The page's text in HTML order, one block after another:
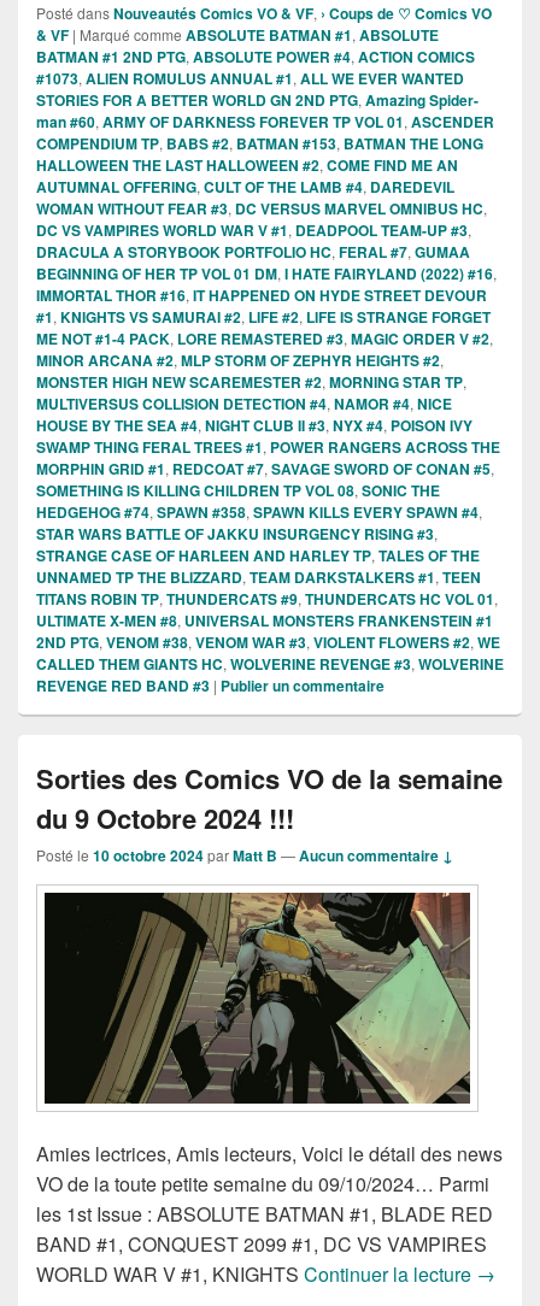
Posté dansNouveautés Comics VO & VF, › Coups de ♡ Comics VO
& VF | Marqué comme ABSOLUTE BATMAN #1, ABSOLUTE
BATMAN #1 2ND PTG, ABSOLUTE POWER #4, ACTION COMICS
#1073, ALIEN ROMULUS ANNUAL #1, ALL WE EVER WANTED
STORIES FOR A BETTER WORLD GN 2ND PTG, Amazing Spider-
man #60, ARMY OF DARKNESS FOREVER TP VOL 01, ASCENDER
COMPENDIUM TP, BABS #2, BATMAN #153, BATMAN THE LONG
HALLOWEEN THE LAST HALLOWEEN #2, COME FIND ME AN
AUTUMNAL OFFERING, CULT OF THE LAMB #4, DAREDEVIL
WOMAN WITHOUT FEAR #3, DC VERSUS MARVEL OMNIBUS HC,
DC VS VAMPIRES WORLD WAR V #1, DEADPOOL TEAM-UP #3,
DRACULA A STORYBOOK PORTFOLIO HC, FERAL #7, GUMAA
BEGINNING OF HER TP VOL 01 DM, I HATE FAIRYLAND (2022) #16,
IMMORTAL THOR #16, IT HAPPENED ON HYDE STREET DEVOUR
#1, KNIGHTS VS SAMURAI #2, LIFE #2, LIFE IS STRANGE FORGET
ME NOT #1-4 PACK, LORE REMASTERED #3, MAGIC ORDER V #2,
MINOR ARCANA #2, MLP STORM OF ZEPHYR HEIGHTS #2,
MONSTER HIGH NEW SCAREMESTER #2, MORNING STAR TP,
MULTIVERSUS COLLISION DETECTION #4, NAMOR #4, NICE
HOUSE BY THE SEA #4, NIGHT CLUB II #3, NYX #4, POISON IVY
SWAMP THING FERAL TREES #1, POWER RANGERS ACROSS THE
MORPHIN GRID #1, REDCOAT #7, SAVAGE SWORD OF CONAN #5,
SOMETHING IS KILLING CHILDREN TP VOL 08, SONIC THE
HEDGEHOG #74, SPAWN #358, SPAWN KILLS EVERY SPAWN #4,
STAR WARS BATTLE OF JAKKU INSURGENCY RISING #3,
STRANGE CASE OF HARLEEN AND HARLEY TP, TALES OF THE
UNNAMED TP THE BLIZZARD, TEAM DARKSTALKERS #1, TEEN
TITANS ROBIN TP, THUNDERCATS #9, THUNDERCATS HC VOL 01,
ULTIMATE X-MEN #8, UNIVERSAL MONSTERS FRANKENSTEIN #1
2ND PTG, VENOM #38, VENOM WAR #3, VIOLENT FLOWERS #2, WE
CALLED THEM GIANTS HC, WOLVERINE REVENGE #3, WOLVERINE
REVENGE RED BAND #3 | Publier un commentaire
Sorties des Comics VO de la semaine
du 9 Octobre 2024 !!!
Posté le 10 octobre 2024parMatt B —Aucun commentaire ↓
Amies lectrices, Amis lecteurs, Voici le détail des news
VO de la toute petite semaine du 09/10/2024… Parmi
les 1st Issue : ABSOLUTE BATMAN #1, BLADE RED
BAND #1, CONQUEST 2099 #1, DC VS VAMPIRES
WORLD WAR V #1, KNIGHTS Continuer la lecture →